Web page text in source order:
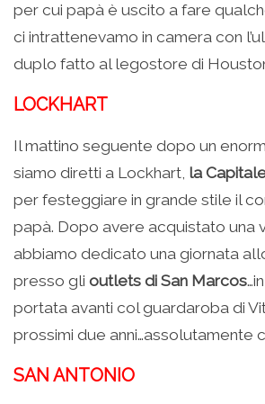
per cui papà è uscito a fare
ci intrattenevamo in camera con
duplo fatto al legostore di
LOCKHART
Il mattino seguente dopo un
siamo diretti a Lockhart, la
per festeggiare in grande stile il
papà. Dopo avere acquistato una
abbiamo dedicato una giornata
presso gli outlets di San Marcos
portata avanti col guardaroba di
prossimi due anni…assolutamente
SAN ANTONIO